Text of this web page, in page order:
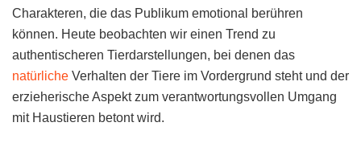
Charakteren, die das Publikum emotional berühren
können. Heute beobachten wir einen Trend zu
authentischeren Tierdarstellungen, bei denen das
natürliche Verhalten der Tiere im Vordergrund steht und der
erzieherische Aspekt zum verantwortungsvollen Umgang
mit Haustieren betont wird.